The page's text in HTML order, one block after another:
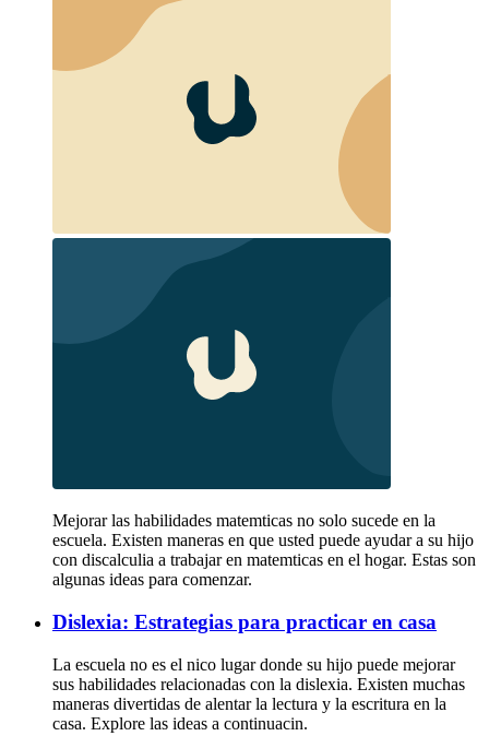
Mejorar las habilidades matemticas no solo sucede en la
escuela. Existen maneras en que usted puede ayudar a su hijo
con discalculia a trabajar en matemticas en el hogar. Estas son
algunas ideas para comenzar.
Dislexia: Estrategias para practicar en casa
La escuela no es el nico lugar donde su hijo puede mejorar
sus habilidades relacionadas con la dislexia. Existen muchas
maneras divertidas de alentar la lectura y la escritura en la
casa. Explore las ideas a continuacin.